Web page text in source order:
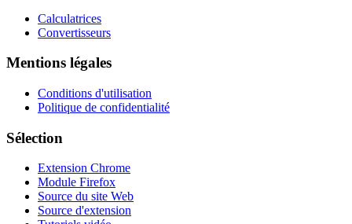
Calculatrices
Convertisseurs
Mentions légales
Conditions d'utilisation
Politique de confidentialité
Sélection
Extension Chrome
Module Firefox
Source du site Web
Source d'extension